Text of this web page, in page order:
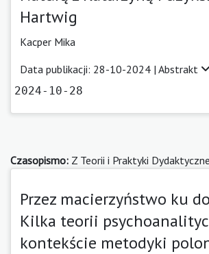
Hartwig
Kacper Mika
Data publikacji: 28-10-2024 | Abstrakt
2024-10-28
Czasopismo: Z Teorii i Praktyki
Przez macierzyństwo ku
Kilka teorii
kontekście metodyki